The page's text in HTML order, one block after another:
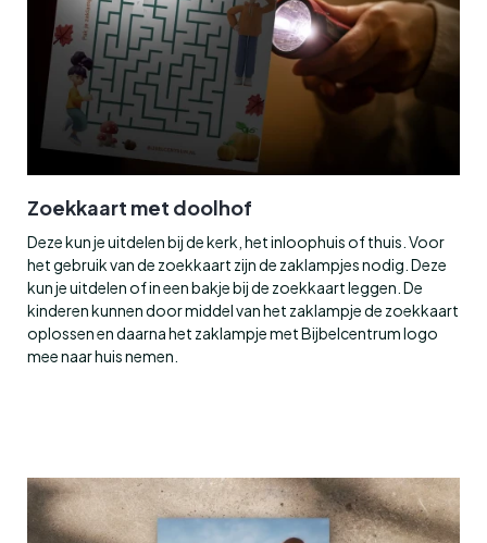
Zoekkaart met doolhof
Deze kun je uitdelen bij de kerk, het inloophuis of thuis. Voor
het gebruik van de zoekkaart zijn de zaklampjes nodig. Deze
kun je uitdelen of in een bakje bij de zoekkaart leggen. De
kinderen kunnen door middel van het zaklampje de zoekkaart
oplossen en daarna het zaklampje met Bijbelcentrum logo
mee naar huis nemen.